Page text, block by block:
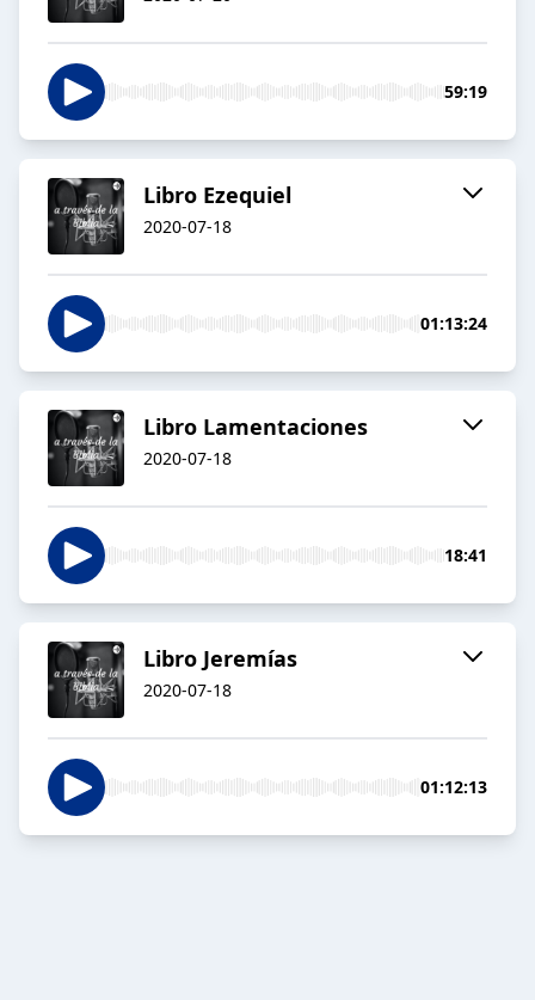
59:19
Libro Ezequiel
2020-07-18
01:13:24
Libro Lamentaciones
2020-07-18
18:41
Libro Jeremías
2020-07-18
01:12:13